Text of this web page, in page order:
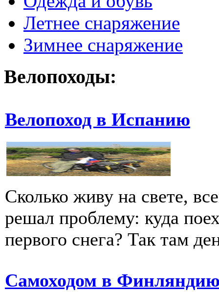
Летнее снаряжение
Зимнее снаряжение
Велопоходы:
Велопоход в Испанию
Сколько живу на свете,
решал проблему: куда
первого снега? Так там
Самоходом в